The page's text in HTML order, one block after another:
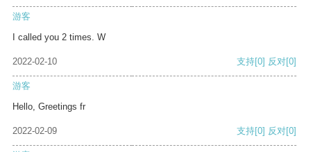
游客
I called you 2 times. W
2022-02-10 支持[0] 反对[0]
游客
Hello, Greetings fr
2022-02-09 支持[0] 反对[0]